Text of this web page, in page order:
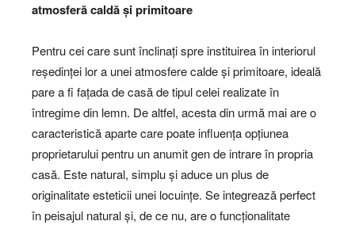
atmosferă caldă și primitoare
Pentru cei care sunt înclinați spre instituirea în interiorul
reședinței lor a unei atmosfere calde și primitoare, ideală
pare a fi fațada de casă de tipul celei realizate în
întregime din lemn. De altfel, acesta din urmă mai are o
caracteristică aparte care poate influența opțiunea
proprietarului pentru un anumit gen de intrare în propria
casă. Este natural, simplu și aduce un plus de
originalitate esteticii unei locuințe. Se integrează perfect
în peisajul natural și, de ce nu, are o funcționalitate